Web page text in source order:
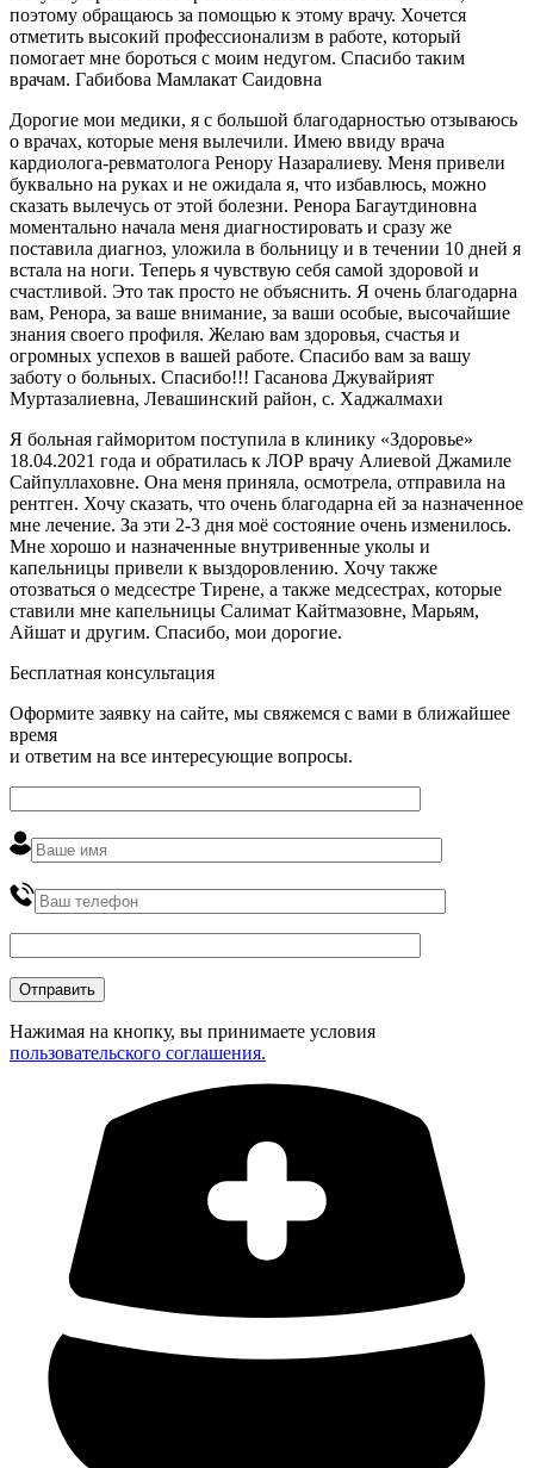
поэтому обращаюсь за помощью к этому врачу. Хочется
отметить высокий профессионализм в работе, который
помогает мне бороться с моим недугом. Спасибо таким
врачам. Габибова Мамлакат Саидовна
Дорогие мои медики, я с большой благодарностью отзываюсь
о врачах, которые меня вылечили. Имею ввиду врача
кардиолога-ревматолога Ренору Назаралиеву. Меня привели
буквально на руках и не ожидала я, что избавлюсь, можно
сказать вылечусь от этой болезни. Ренора Багаутдиновна
моментально начала меня диагностировать и сразу же
поставила диагноз, уложила в больницу и в течении 10 дней я
встала на ноги. Теперь я чувствую себя самой здоровой и
счастливой. Это так просто не объяснить. Я очень благодарна
вам, Ренора, за ваше внимание, за ваши особые, высочайшие
знания своего профиля. Желаю вам здоровья, счастья и
огромных успехов в вашей работе. Спасибо вам за вашу
заботу о больных. Спасибо!!! Гасанова Джувайрият
Муртазалиевна, Левашинский район, с. Хаджалмахи
Я больная гайморитом поступила в клинику «Здоровье»
18.04.2021 года и обратилась к ЛОР врачу Алиевой Джамиле
Сайпуллаховне. Она меня приняла, осмотрела, отправила на
рентген. Хочу сказать, что очень благодарна ей за назначенное
мне лечение. За эти 2-3 дня моё состояние очень изменилось.
Мне хорошо и назначенные внутривенные уколы и
капельницы привели к выздоровлению. Хочу также
отозваться о медсестре Тирене, а также медсестрах, которые
ставили мне капельницы Салимат Кайтмазовне, Марьям,
Айшат и другим. Спасибо, мои дорогие.
Бесплатная консультация
Оформите заявку на сайте, мы свяжемся с вами в ближайшее
время
и ответим на все интересующие вопросы.
Нажимая на кнопку, вы принимаете условия
пользовательского соглашения.